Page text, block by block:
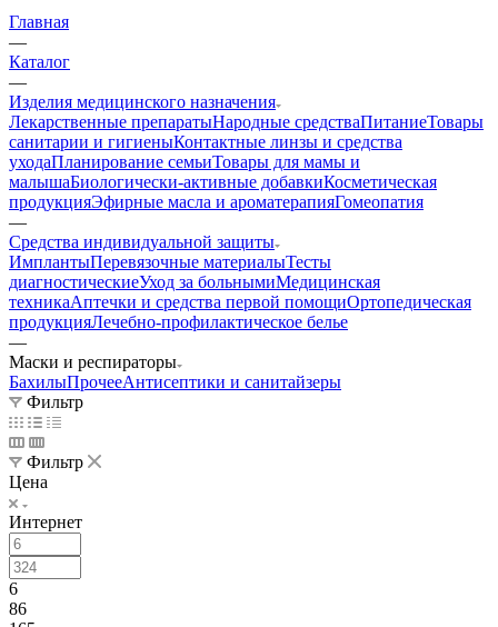
Главная
—
Каталог
—
Изделия медицинского назначения
Лекарственные препаратыНародные средстваПитаниеТовары
санитарии и гигиеныКонтактные линзы и средства
уходаПланирование семьиТовары для мамы и
малышаБиологически-активные добавкиКосметическая
продукцияЭфирные масла и ароматерапияГомеопатия
—
Средства индивидуальной защиты
ИмплантыПеревязочные материалыТесты
диагностическиеУход за больнымиМедицинская
техникаАптечки и средства первой помощиОртопедическая
продукцияЛечебно-профилактическое белье
—
Маски и респираторы
БахилыПрочееАнтисептики и санитайзеры
Фильтр
Фильтр
Цена
Интернет
6
86